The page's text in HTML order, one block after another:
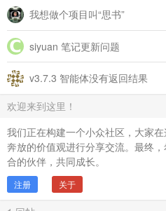
我想做个项目叫“思书”
siyuan 笔记更新问题
v3.7.3 智能体没有返回结果
欢迎来到这里！
我们正在构建一个小众社区，大家
奔放的价值观进行分享交流。最终
合的伙伴，共同成长。
注册 关于